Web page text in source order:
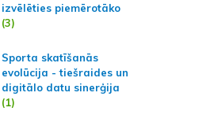
izvēlēties piemērotāko
(3)
Sporta skatīšanās
evolūcija - tiešraides un
digitālo datu sinerģija
(1)